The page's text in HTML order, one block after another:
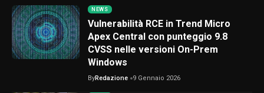
NEWS
Vulnerabilità RCE in Trend Micro
Apex Central con punteggio 9.8
CVSS nelle versioni On-Prem
Windows
ByRedazione 9 Gennaio 2026